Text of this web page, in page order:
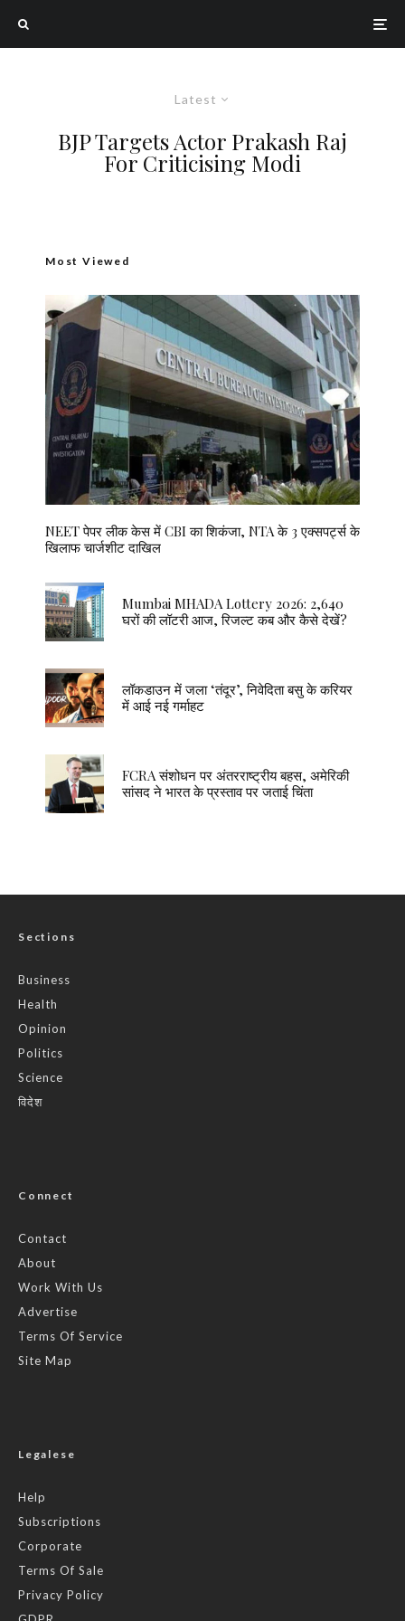
Latest
BJP Targets Actor Prakash Raj
For Criticising Modi
Most Viewed
NEET पेपर लीक केस में CBI का शिकंजा, NTA के 3 एक्सपर्ट्स के
खिलाफ चार्जशीट दाखिल
Mumbai MHADA Lottery 2026: 2,640
घरों की लॉटरी आज, रिजल्ट कब और कैसे देखें?
लॉकडाउन में जला ‘तंदूर’, निवेदिता बसु के करियर
में आई नई गर्माहट
FCRA संशोधन पर अंतरराष्ट्रीय बहस, अमेरिकी
सांसद ने भारत के प्रस्ताव पर जताई चिंता
Sections
Business
Health
Opinion
Politics
Science
विदेश
Connect
Contact
About
Work With Us
Advertise
Terms Of Service
Site Map
Legalese
Help
Subscriptions
Corporate
Terms Of Sale
Privacy Policy